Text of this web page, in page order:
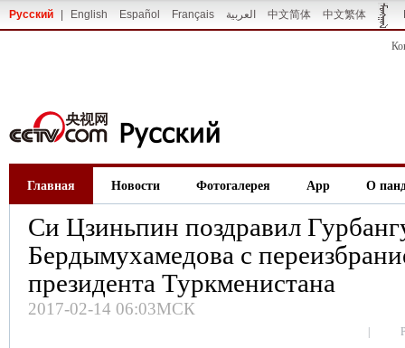
Русский English Español Français العربية 中文简体 中文繁体
Главная Новости Фотогалерея App О
Си Цзиньпин поздравил
Бердымухамeдова с
президента Туркменистана
2017-02-14 06:03МСК